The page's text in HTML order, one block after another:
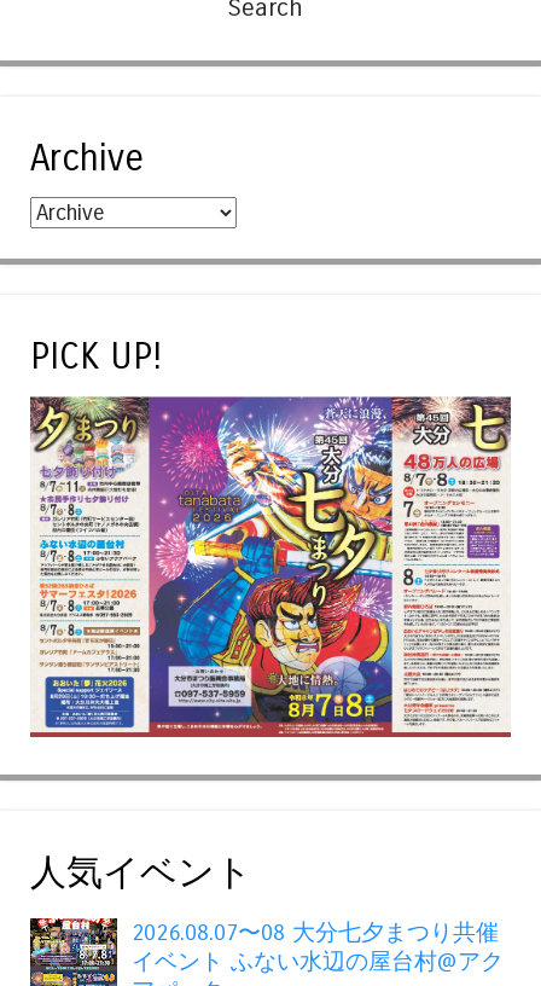
Archive
PICK UP!
人気イベント
2026.08.07〜08 大分七夕まつり共催
イベント ふない水辺の屋台村@アク